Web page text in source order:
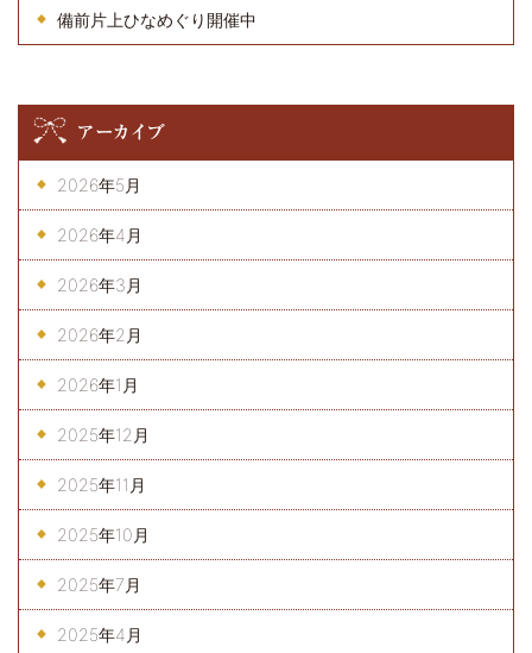
備前片上ひなめぐり開催中
アーカイブ
2026年5月
2026年4月
2026年3月
2026年2月
2026年1月
2025年12月
2025年11月
2025年10月
2025年7月
2025年4月